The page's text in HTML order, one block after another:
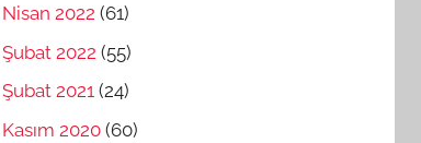
Nisan 2022 (61)
Şubat 2022 (55)
Şubat 2021 (24)
Kasım 2020 (60)